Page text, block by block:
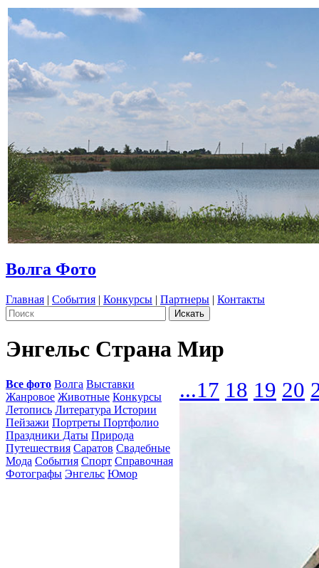
Волга Фото
Главная | События | Конкурсы | Партнеры | Контакты
Энгельс Страна Мир
Все фото Волга Выставки
Жанровое Животные Конкурсы
Летопись Литература Истории
Пейзажи Портреты Портфолио
Праздники Даты Природа
Путешествия Саратов Свадебные
Мода События Спорт Справочная
Фотографы Энгельс Юмор
...17 18 19 20